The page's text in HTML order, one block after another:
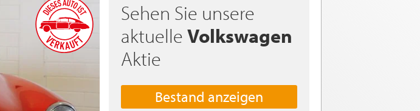
Sehen Sie unsere
aktuelleVolkswagen
Aktie
Bestand anzeigen